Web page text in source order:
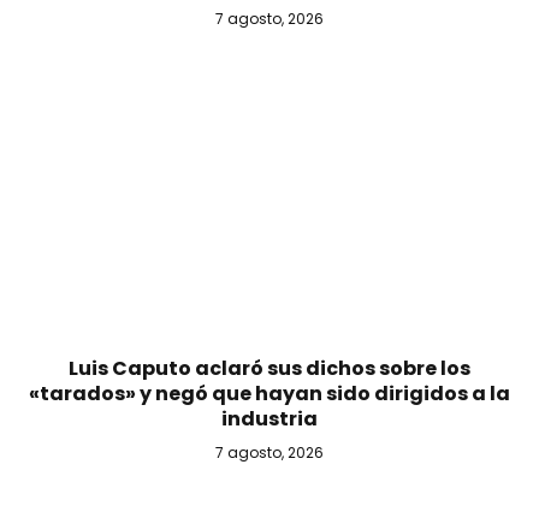
7 agosto, 2026
Luis Caputo aclaró sus dichos sobre los
«tarados» y negó que hayan sido dirigidos a la
industria
7 agosto, 2026